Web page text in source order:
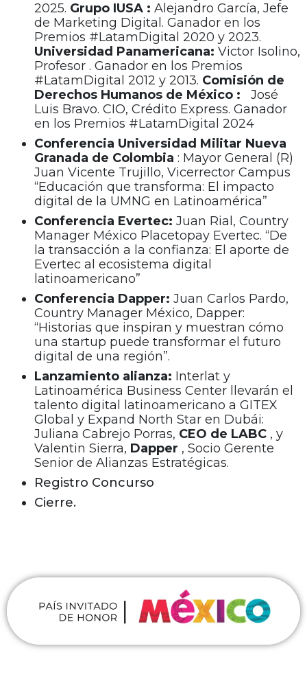
2025. Grupo IUSA : Alejandro García, Jefe
de Marketing Digital. Ganador en los
Premios #LatamDigital 2020 y 2023.
Universidad Panamericana: Victor Isolino,
Profesor . Ganador en los Premios
#LatamDigital 2012 y 2013. Comisión de
Derechos Humanos de México : José
Luis Bravo. CIO, Crédito Express. Ganador
en los Premios #LatamDigital 2024
Conferencia Universidad Militar Nueva
Granada de Colombia : Mayor General (R)
Juan Vicente Trujillo, Vicerrector Campus
“Educación que transforma: El impacto
digital de la UMNG en Latinoamérica”
Conferencia Evertec: Juan Rial, Country
Manager México Placetopay Evertec. “De
la transacción a la confianza: El aporte de
Evertec al ecosistema digital
latinoamericano”
Conferencia Dapper: Juan Carlos Pardo,
Country Manager México, Dapper:
“Historias que inspiran y muestran cómo
una startup puede transformar el futuro
digital de una región”.
Lanzamiento alianza: Interlat y
Latinoamérica Business Center llevarán el
talento digital latinoamericano a GITEX
Global y Expand North Star en Dubái:
Juliana Cabrejo Porras, CEO de LABC , y
Valentin Sierra, Dapper , Socio Gerente
Senior de Alianzas Estratégicas.
Registro Concurso
Cierre.